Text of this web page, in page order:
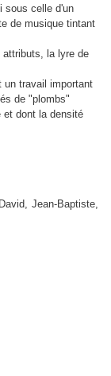
sous celle d'un
de musique tintant
attributs, la lyre de
travail important
de "plombs"
et dont la densité
Jean-Baptiste,